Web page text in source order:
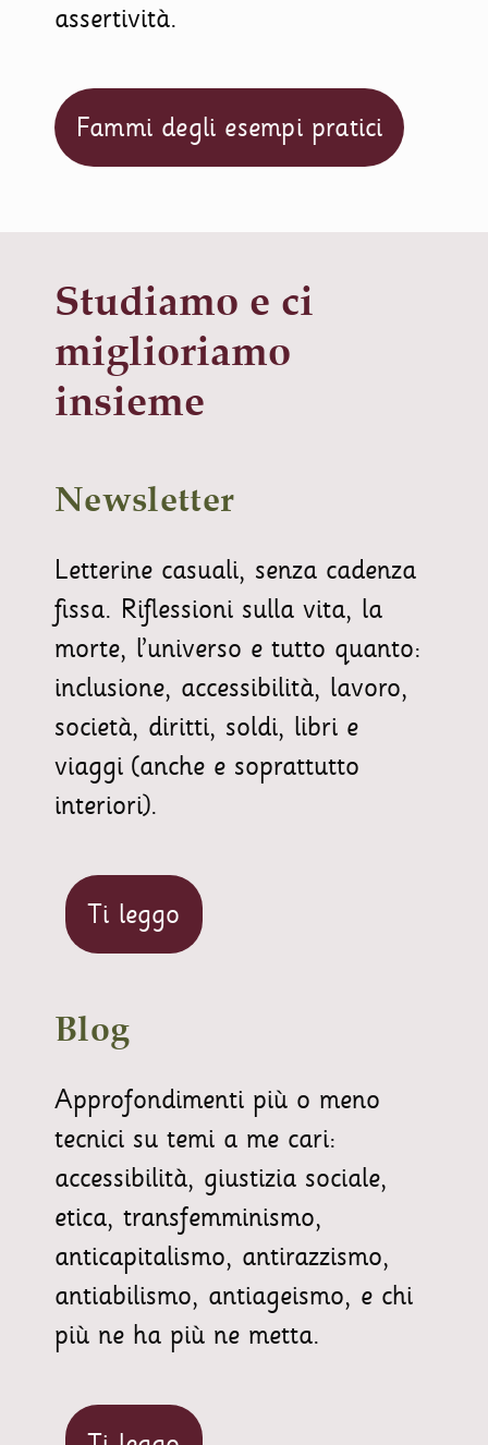
assertività.
Fammi degli esempi pratici
Studiamo e ci
miglioriamo
insieme
Newsletter
Letterine casuali, senza cadenza
fissa. Riflessioni sulla vita, la
morte, l’universo e tutto quanto:
inclusione, accessibilità, lavoro,
società, diritti, soldi, libri e
viaggi (anche e soprattutto
interiori).
Ti leggo
Blog
Approfondimenti più o meno
tecnici su temi a me cari:
accessibilità, giustizia sociale,
etica, transfemminismo,
anticapitalismo, antirazzismo,
antiabilismo, antiageismo, e chi
più ne ha più ne metta.